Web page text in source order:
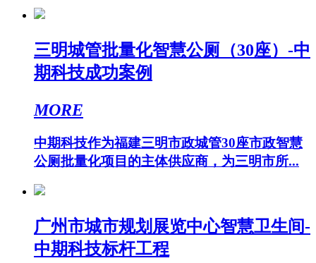
三明城管批量化智慧公厕（30座）-中
期科技成功案例
MORE
中期科技作为福建三明市政城管30座市政智慧
公厕批量化项目的主体供应商，为三明市所...
广州市城市规划展览中心智慧卫生间-
中期科技标杆工程